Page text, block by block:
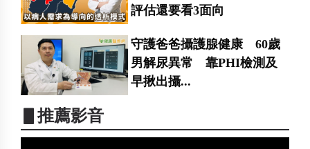
評估還要看3面向
守護爸爸攝護腺健康 60歲
男解尿異常 靠PHI檢測及
早揪出攝...
▋推薦影音